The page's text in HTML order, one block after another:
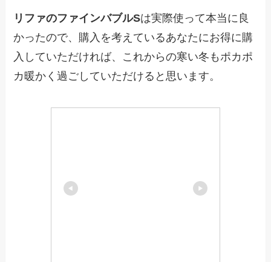
リファのファインバブルSは実際使って本当に良
かったので、購入を考えているあなたにお得に購
入していただければ、これからの寒い冬もポカポ
カ暖かく過ごしていただけると思います。